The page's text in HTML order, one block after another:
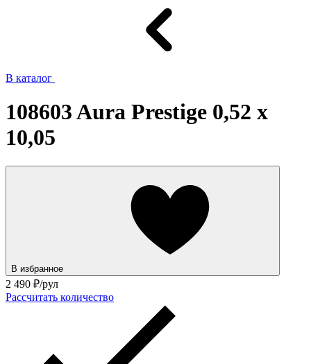
В каталог
108603 Aura Prestige 0,52 x
10,05
В избранное
2 490 ₽/рул
Рассчитать количество